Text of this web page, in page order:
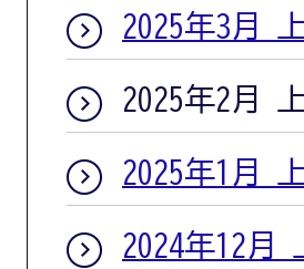
2025年3月
2025年2月
2025年1月
2024年12月